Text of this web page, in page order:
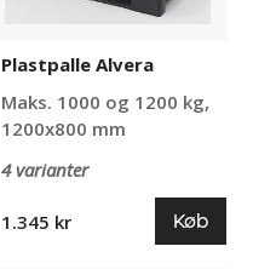
Plastpalle Alvera
Maks. 1000 og 1200 kg,
1200x800 mm
4 varianter
1.345 kr Køb